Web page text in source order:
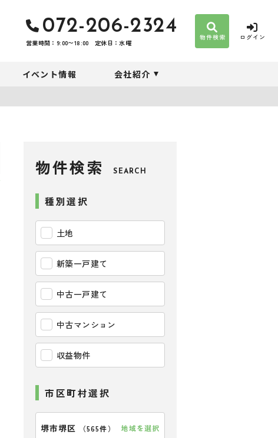
072-206-2324
営業時間：9:00〜18:00 定休日：水曜
物件検索 ログイン
イベント情報 会社紹介
物件検索 SEARCH
種別選択
土地
新築一戸建て
中古一戸建て
中古マンション
収益物件
市区町村選択
堺市堺区 （565件） 地域を選択